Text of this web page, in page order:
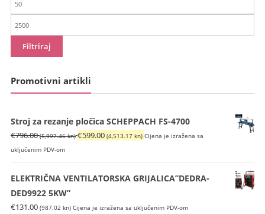
cijena
Maks
cijena
Filtriraj
Promotivni artikli
Stroj za rezanje pločica SCHEPPACH FS-4700
€796.00 (5,997.46 kn)Izvorna
bila
je:
€599.00 (4,513.17 kn) Trenutna
je:
€599.00
Cijena je izražena sa
uključenim PDV-om
ELEKTRIČNA VENTILATORSKA GRIJALICA”DEDRA-
DED9922 5KW”
€131.00 (987.02 kn) Cijena je izražena sa uključenim PDV-om